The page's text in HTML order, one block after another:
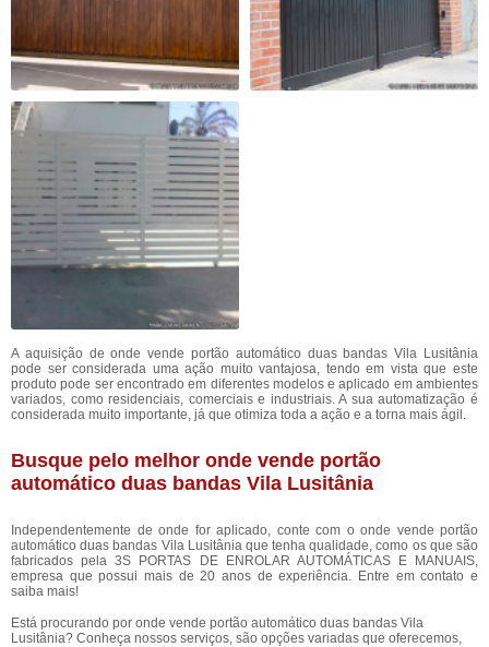
A aquisição de onde vende portão automático duas bandas Vila Lusitânia
pode ser considerada uma ação muito vantajosa, tendo em vista que este
produto pode ser encontrado em diferentes modelos e aplicado em ambientes
variados, como residenciais, comerciais e industriais. A sua automatização é
considerada muito importante, já que otimiza toda a ação e a torna mais ágil.
Busque pelo melhor onde vende portão
automático duas bandas Vila Lusitânia
Independentemente de onde for aplicado, conte com o onde vende portão
automático duas bandas Vila Lusitânia que tenha qualidade, como os que são
fabricados pela 3S PORTAS DE ENROLAR AUTOMÁTICAS E MANUAIS,
empresa que possui mais de 20 anos de experiência. Entre em contato e
saiba mais!
Está procurando por onde vende portão automático duas bandas Vila
Lusitânia? Conheça nossos serviços, são opções variadas que oferecemos,